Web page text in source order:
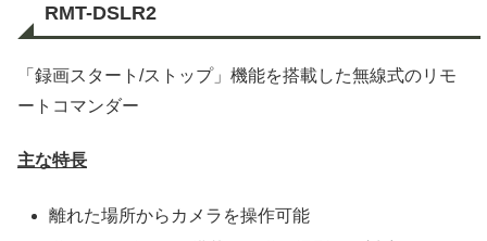
RMT-DSLR2
「録画スタート/ストップ」機能を搭載した無線式のリモ
ートコマンダー
主な特長
離れた場所からカメラを操作可能